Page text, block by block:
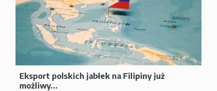
Eksport polskich jabłek na Filipiny już
możliwy...